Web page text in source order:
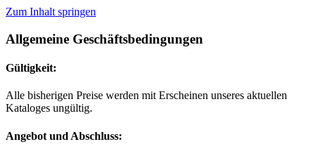
Zum Inhalt springen
Allgemeine Geschäftsbedingungen
Gültigkeit:
Alle bisherigen Preise werden mit Erscheinen unseres aktuellen
Kataloges ungültig.
Angebot und Abschluss: